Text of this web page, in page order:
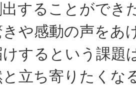
することができ
や感動の声をあ
するという課題
と立ち寄りたく